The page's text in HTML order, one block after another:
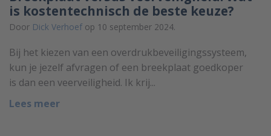
is kostentechnisch de beste keuze?
Door Dick Verhoef op 10 september 2024.
Bij het kiezen van een overdrukbeveiligingssysteem,
kun je jezelf afvragen of een breekplaat goedkoper
is dan een veerveiligheid. Ik krij...
Lees meer